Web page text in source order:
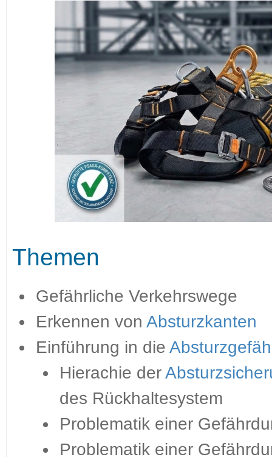
Themen
Gefährliche Verkehrswege
Erkennen von Absturzkanten
Einführung in die
Hierachie der
des Rückhaltesystem
Problematik einer
Problematik einer